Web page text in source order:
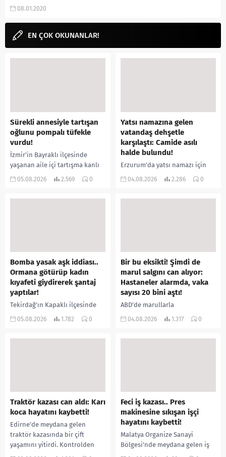
sıkça aranıyor. Just Mercy filmi ne
konusu, oyuncuları,...
08.01.2020
EN ÇOK OKUNANLAR!
Sürekli annesiyle tartışan
oğlunu pompalı tüfekle
vurdu!
İzmir’in Bayraklı ilçesinde
yaşanan aile içi tartışma kanlı
bitti. İddiaya göre, uzun süredir
05.08.2026 2.569 0
Yatsı namazına gelen
vatandaş dehşetle
karşılaştı: Camide asılı
halde bulundu!
Erzurum’da yatsı namazı için
camiye gelen bir vatandaş,
04.08.2026 2.286 0
Bomba yasak aşk iddiası..
Ormana götürüp kadın
kıyafeti giydirerek şantaj
yaptılar!
Tekirdağ’ın Kapaklı ilçesinde
bir kişiyi, arkadaşının eşiyle
05.08.2026 1.782 0
Bir bu eksikti! Şimdi de
marul salgını can alıyor:
Hastaneler alarmda, vaka
sayısı 20 bini aştı!
ABD’de marullarla
ilişkilendirilen siklospora
04.08.2026 1.317 0
Traktör kazası can aldı: Karı
koca hayatını kaybetti!
Edirne’de meydana gelen
traktör kazasında bir çift
yaşamını yitirdi. Kontrolden
çıkarak devrilen traktörün
Feci iş kazası.. Pres
makinesine sıkışan işçi
hayatını kaybetti!
Malatya Organize Sanayi
Bölgesi’nde meydana gelen iş
kazasında, pres makinesine